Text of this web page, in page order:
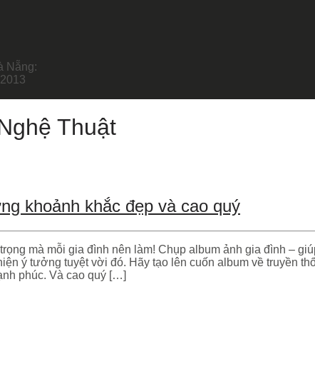
Nẵng:
Thuật
khoảnh khắc đẹp và cao quý
mà mỗi gia đình nên làm! Chụp album ảnh gia đình –
ý tưởng tuyệt vời đó. Hãy tạo lên cuốn album về truyền
phúc. Và cao quý […]